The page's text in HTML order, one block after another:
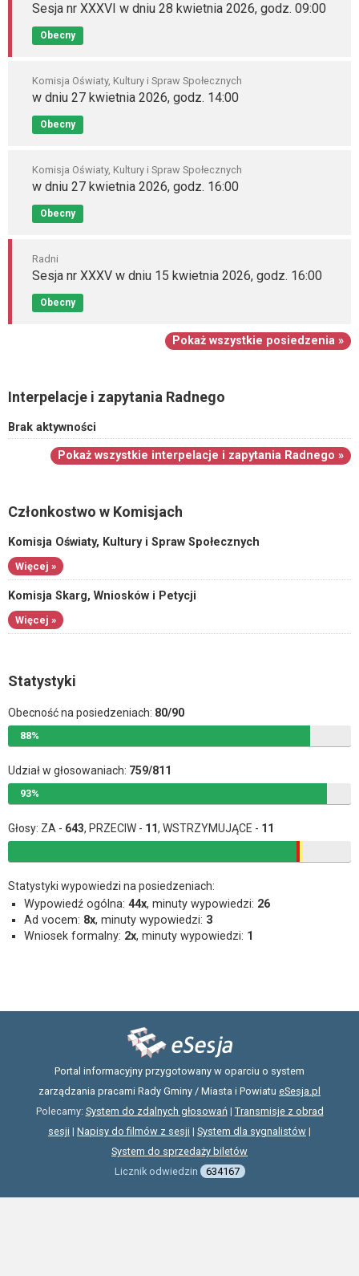
Sesja nr XXXVI w dniu 28 kwietnia 2026, godz. 09:00
Obecny
Komisja Oświaty, Kultury i Spraw Społecznych
w dniu 27 kwietnia 2026, godz. 14:00
Obecny
Komisja Oświaty, Kultury i Spraw Społecznych
w dniu 27 kwietnia 2026, godz. 16:00
Obecny
Radni
Sesja nr XXXV w dniu 15 kwietnia 2026, godz. 16:00
Obecny
Pokaż wszystkie posiedzenia »
Interpelacje i zapytania Radnego
Brak aktywności
Pokaż wszystkie interpelacje i zapytania Radnego »
Członkostwo w Komisjach
Komisja Oświaty, Kultury i Spraw Społecznych
Więcej »
Komisja Skarg, Wniosków i Petycji
Więcej »
Statystyki
Obecność na posiedzeniach: 80/90
88%
Udział w głosowaniach: 759/811
93%
Głosy: ZA - 643, PRZECIW - 11, WSTRZYMUJĄCE - 11
Statystyki wypowiedzi na posiedzeniach:
Wypowiedź ogólna: 44x, minuty wypowiedzi: 26
Ad vocem: 8x, minuty wypowiedzi: 3
Wniosek formalny: 2x, minuty wypowiedzi: 1
Portal informacyjny przygotowany w oparciu o system
zarządzania pracami Rady Gminy / Miasta i Powiatu eSesja.pl
Polecamy: System do zdalnych głosowań| Transmisje z obrad
sesji | Napisy do filmów z sesji | System dla sygnalistów |
System do sprzedaży biletów
Licznik odwiedzin
634167